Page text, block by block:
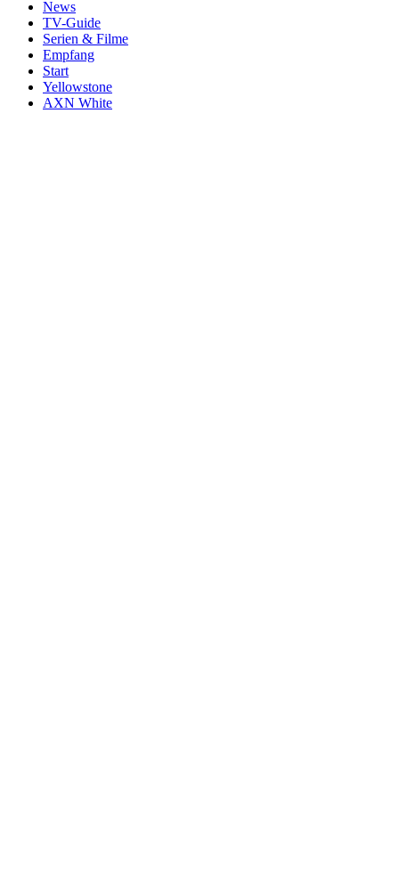
News
TV-Guide
Serien & Filme
Empfang
Start
Yellowstone
AXN White